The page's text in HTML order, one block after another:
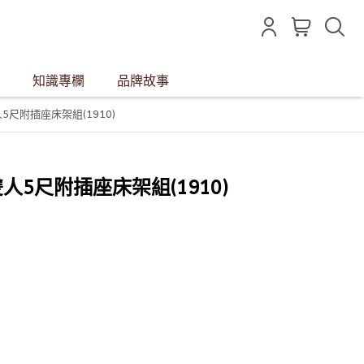
知識專欄 品牌故事
尺附插座床架組(1910)
5尺附插座床架組(1910)